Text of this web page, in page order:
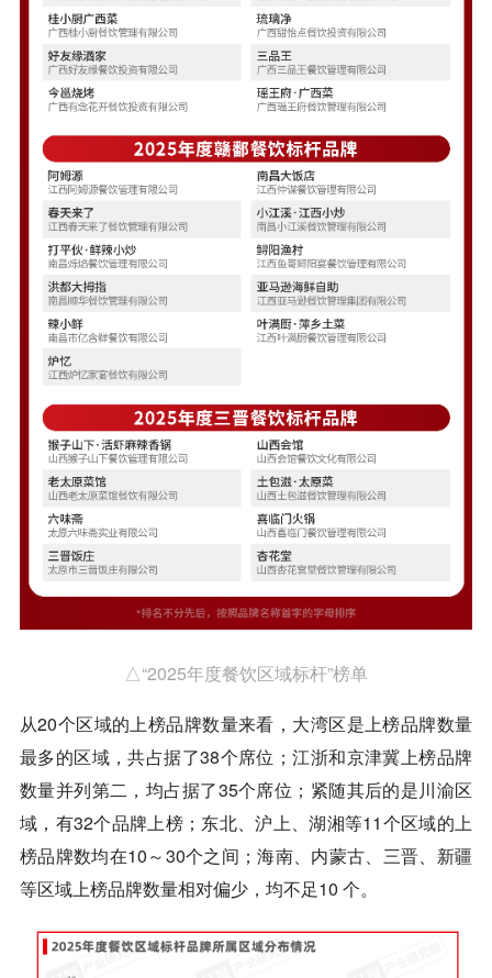
△“2025年度餐饮区域标杆”榜单
从20个区域的上榜品牌数量来看，大湾区是上榜品牌数量
最多的区域，共占据了38个席位；江浙和京津冀上榜品牌
数量并列第二，均占据了35个席位；紧随其后的是川渝区
域，有32个品牌上榜；东北、沪上、湖湘等11个区域的上
榜品牌数均在10～30个之间；海南、内蒙古、三晋、新疆
等区域上榜品牌数量相对偏少，均不足10 个。